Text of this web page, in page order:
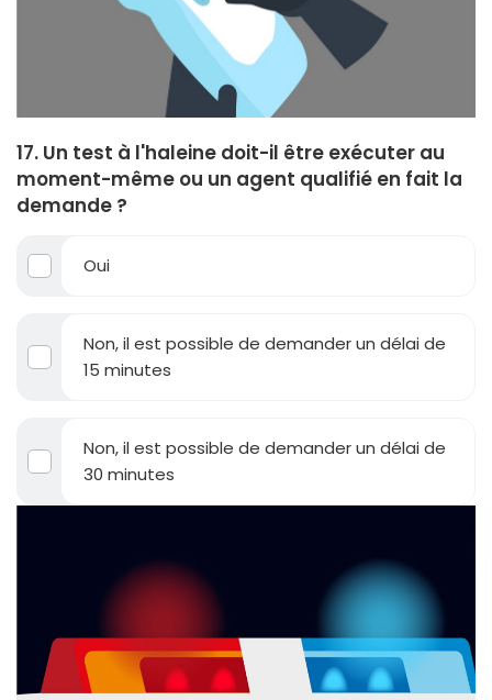
17. Un test à l'haleine doit-il être exécuter au
moment-même ou un agent qualifié en fait la
demande ?
Oui
Non, il est possible de demander un délai de
15 minutes
Non, il est possible de demander un délai de
30 minutes